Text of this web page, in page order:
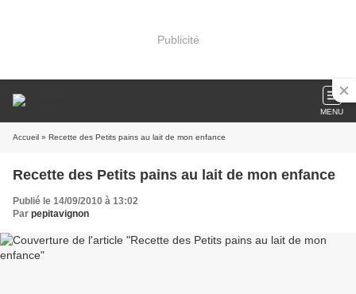
Publicité
MENU
Accueil » Recette des Petits pains au lait de mon enfance
Recette des Petits pains au lait de mon enfance
Publié le 14/09/2010 à 13:02
Par pepitavignon